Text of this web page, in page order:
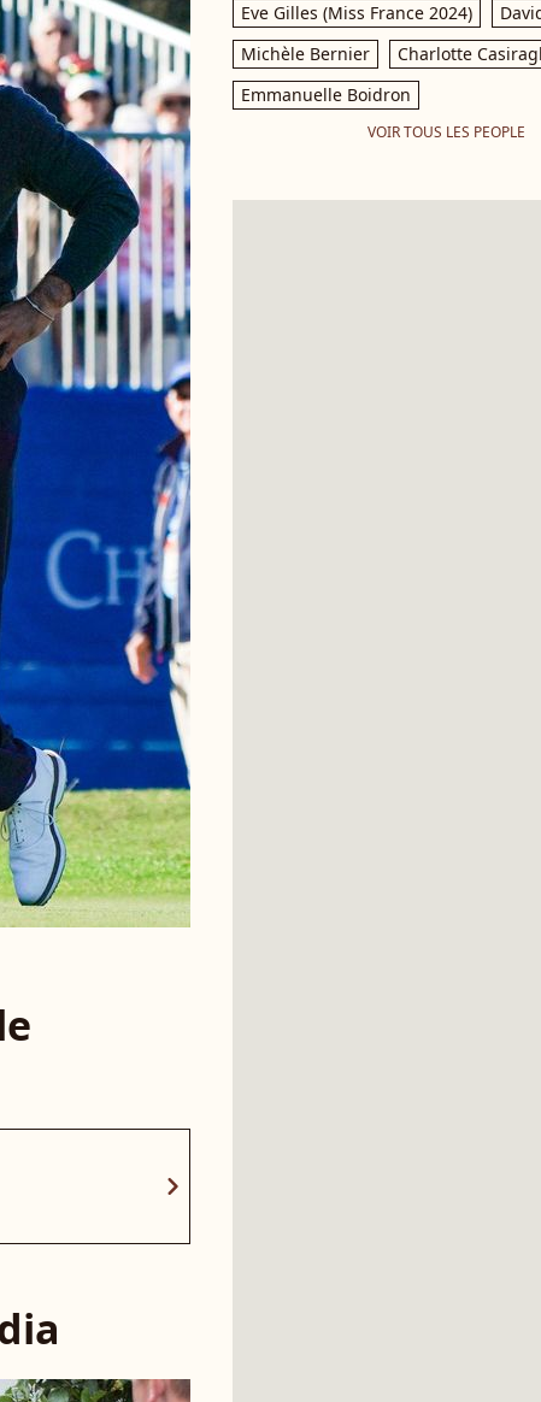
chevron_right
Eve Gilles (Miss France 2024)
Michèle Bernier
Charlotte
Emmanuelle Boidron
VOIR TOUS LES PEOPLE